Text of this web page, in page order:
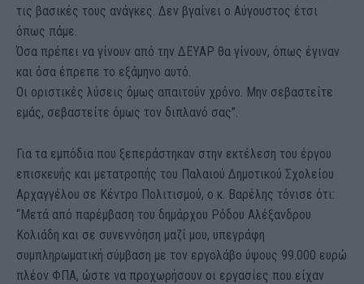
τις βασικές τους ανάγκες. Δεν βγαίνει ο Αύγουστος έτσι
όπως πάμε.
Όσα πρέπει να γίνουν από την ΔΕΥΑΡ θα γίνουν, όπως έγιναν
και όσα έπρεπε το εξάμηνο αυτό.
Οι οριστικές λύσεις όμως απαιτούν χρόνο. Μην σεβαστείτε
εμάς, σεβαστείτε όμως τον διπλανό σας”.
Για τα εμπόδια που ξεπεράστηκαν στην εκτέλεση του έργου
επισκευής και μετατροπής του Παλαιού Δημοτικού Σχολείου
Αρχαγγέλου σε Κέντρο Πολιτισμού, ο κ. Βαρέλης τόνισε ότι:
“Μετά από παρέμβαση του δημάρχου Ρόδου Αλέξανδρου
Κολιάδη και σε συνεννόηση μαζί μου, υπεγράφη
συμπληρωματική σύμβαση με τον εργολάβο ύψους 99.000 ευρώ
πλέον ΦΠΑ, ώστε να προχωρήσουν οι εργασίες που είχαν